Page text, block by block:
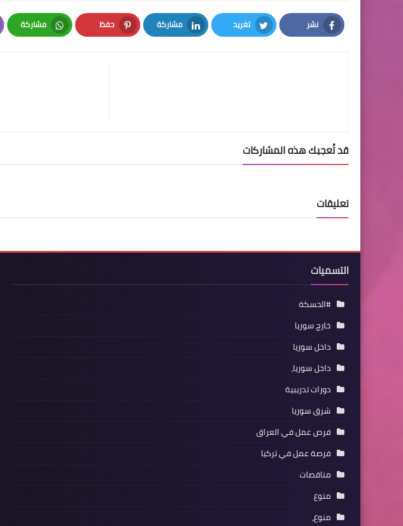
نشر
Facebook
تغريد
Twitter
مشاركة
LinkedIn
حفظ
Pinterest
مشاركة
Whatsapp
قد تُعجبك هذه المشاركات
تعليقات
التسميات
#الحسكة
خارج سوريا
داخل سوريا
داخل سوريا،
دورات تدريبية
شرق سوريا
فرص عمل في العراق
فرصة عمل في تركيا
مناقصات
منوع
منوع،